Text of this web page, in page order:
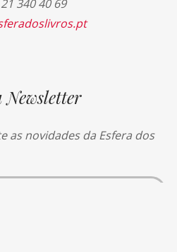
340 40 69
Newsletter
as novidades da Esfera dos